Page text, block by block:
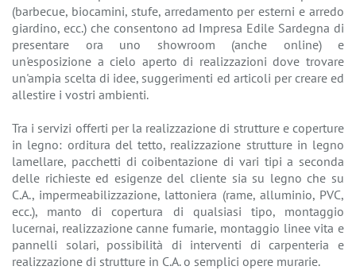
(barbecue, biocamini, stufe, arredamento per esterni e arredo
giardino, ecc.) che consentono ad Impresa Edile Sardegna di
presentare ora uno showroom (anche online) e
un'esposizione a cielo aperto di realizzazioni dove trovare
un'ampia scelta di idee, suggerimenti ed articoli per creare ed
allestire i vostri ambienti.
Tra i servizi offerti per la realizzazione di strutture e coperture
in legno: orditura del tetto, realizzazione strutture in legno
lamellare, pacchetti di coibentazione di vari tipi a seconda
delle richieste ed esigenze del cliente sia su legno che su
C.A., impermeabilizzazione, lattoniera (rame, alluminio, PVC,
ecc.), manto di copertura di qualsiasi tipo, montaggio
lucernai, realizzazione canne fumarie, montaggio linee vita e
pannelli solari, possibilità di interventi di carpenteria e
realizzazione di strutture in C.A. o semplici opere murarie.